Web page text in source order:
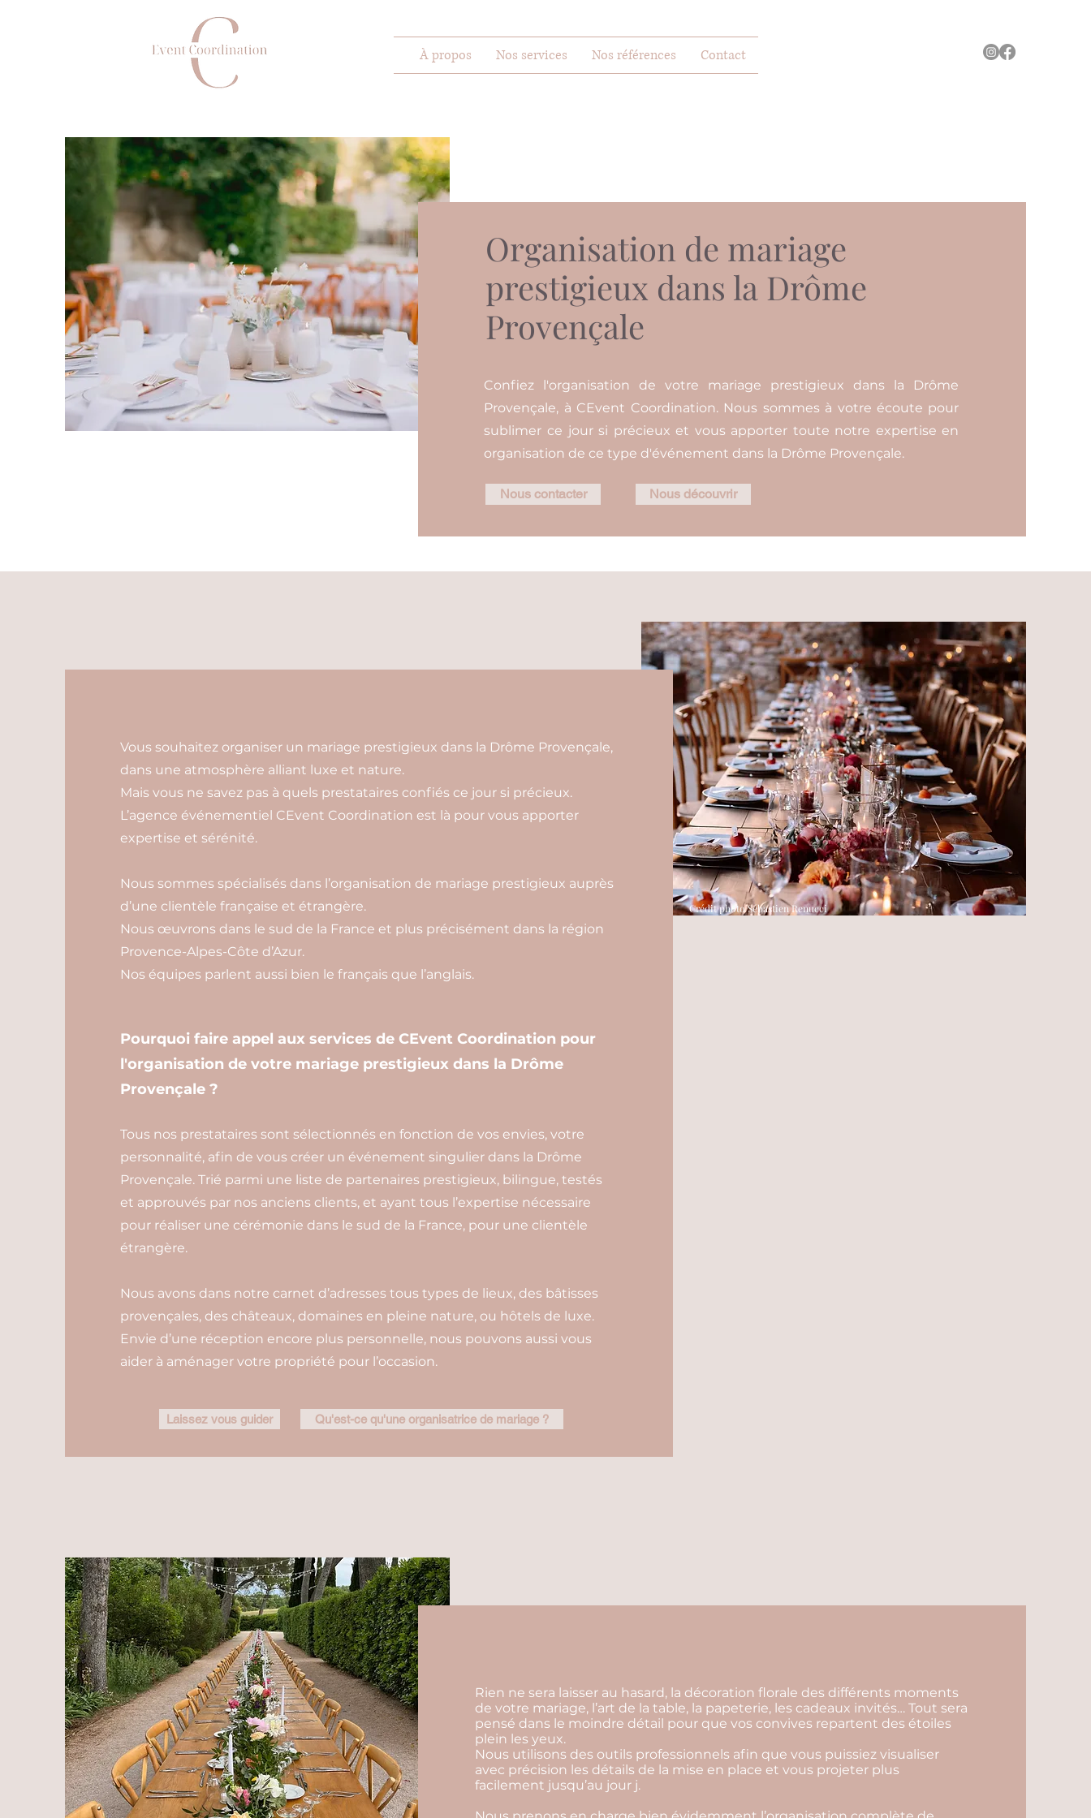
À propos Nos services Nos références Contact
Organisation de mariage
prestigieux dans la Drôme
Provençale
Confiez l'organisation de votre mariage prestigieux dans la Drôme
Provençale, à CEvent Coordination. Nous sommes à votre écoute pour
sublimer ce jour si précieux et vous apporter toute notre expertise en
organisation de ce type d'événement dans la Drôme Provençale.
Nous contacter Nous découvrir
Vous souhaitez organiser un mariage prestigieux dans la Drôme Provençale,
dans une atmosphère alliant luxe et nature.
Mais vous ne savez pas à quels prestataires confiés ce jour si précieux.
L’agence événementiel CEvent Coordination est là pour vous apporter
expertise et sérénité.
Nous sommes spécialisés dans l’organisation de mariage prestigieux auprès
d’une clientèle française et étrangère.
Nous œuvrons dans le sud de la France et plus précisément dans la région
Provence-Alpes-Côte d’Azur.
Nos équipes parlent aussi bien le français que l’anglais.
Pourquoi faire appel aux services de CEvent Coordination pour
l'organisation de votre mariage prestigieux dans la Drôme
Provençale ?
Tous nos prestataires sont sélectionnés en fonction de vos envies, votre
personnalité, afin de vous créer un événement singulier dans la Drôme
Provençale. Trié parmi une liste de partenaires prestigieux, bilingue, testés
et approuvés par nos anciens clients, et ayant tous l’expertise nécessaire
pour réaliser une cérémonie dans le sud de la France, pour une clientèle
étrangère.
Nous avons dans notre carnet d’adresses tous types de lieux, des bâtisses
provençales, des châteaux, domaines en pleine nature, ou hôtels de luxe.
Envie d’une réception encore plus personnelle, nous pouvons aussi vous
aider à aménager votre propriété pour l’occasion.
Laissez vous guider Qu'est-ce qu'une organisatrice de mariage ?
Crédit photo Sébastien Renucci
Rien ne sera laisser au hasard, la décoration florale des différents moments
de votre mariage, l’art de la table, la papeterie, les cadeaux invités… Tout sera
pensé dans le moindre détail pour que vos convives repartent des étoiles
plein les yeux.
Nous utilisons des outils professionnels afin que vous puissiez visualiser
avec précision les détails de la mise en place et vous projeter plus
facilement jusqu’au jour j.